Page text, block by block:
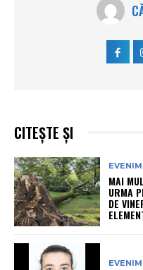
CITEȘTE ȘI
MAI
URMA
DE